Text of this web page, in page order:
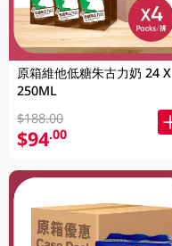
原箱維他低糖朱古力奶 24 X
250ML
$188.00
$94.00